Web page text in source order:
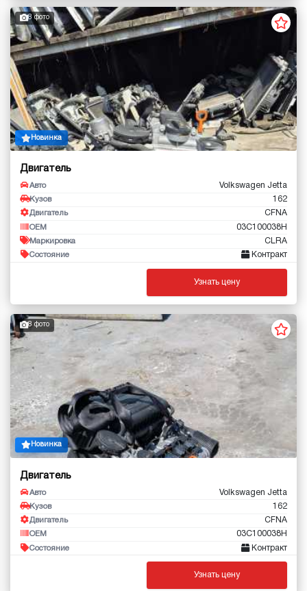
8 фото
Новинка
Двигатель
Авто Volkswagen Jetta
Кузов 162
Двигатель CFNA
OEM 03C100038H
Маркировка CLRA
Состояние Контракт
Узнать цену
8 фото
Новинка
Двигатель
Авто Volkswagen Jetta
Кузов 162
Двигатель CFNA
OEM 03C100038H
Состояние Контракт
Узнать цену